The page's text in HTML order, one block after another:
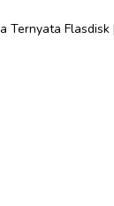
Ternyata Flasdisk